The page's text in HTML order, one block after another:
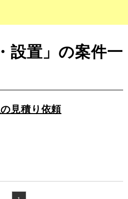
設置」の案件一
見積り依頼